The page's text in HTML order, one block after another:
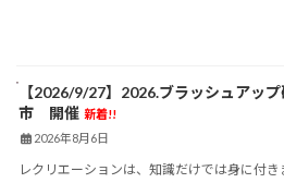
【2026/9/27】2026.ブラッシュア
市 開催 新着!!
2026年8月6日
レクリエーションは、知識だけでは身に付